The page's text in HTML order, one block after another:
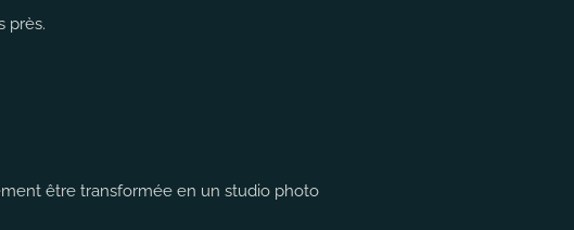
près.
être transformée en un studio photo